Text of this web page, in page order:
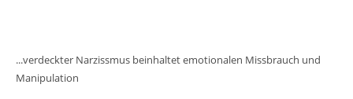
...verdeckter Narzissmus beinhaltet emotionalen Missbrauch und
Manipulation